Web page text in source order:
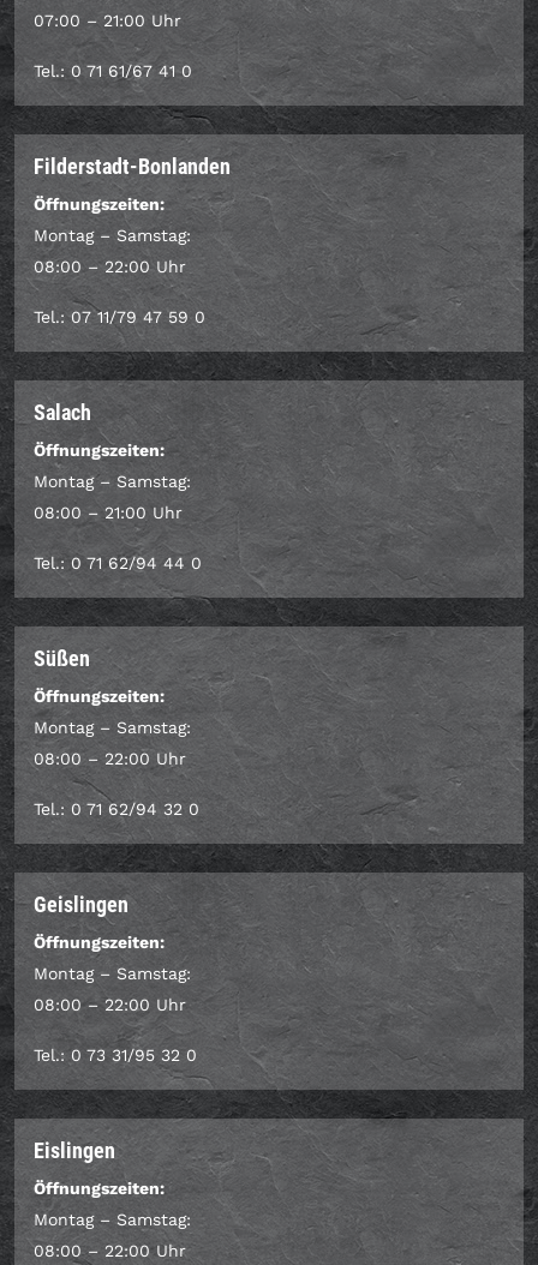
07:00 – 21:00 Uhr
Tel.: 0 71 61/67 41 0
Filderstadt-Bonlanden
Öffnungszeiten:
Montag – Samstag:
08:00 – 22:00 Uhr
Tel.: 07 11/79 47 59 0
Salach
Öffnungszeiten:
Montag – Samstag:
08:00 – 21:00 Uhr
Tel.: 0 71 62/94 44 0
Süßen
Öffnungszeiten:
Montag – Samstag:
08:00 – 22:00 Uhr
Tel.: 0 71 62/94 32 0
Geislingen
Öffnungszeiten:
Montag – Samstag:
08:00 – 22:00 Uhr
Tel.: 0 73 31/95 32 0
Eislingen
Öffnungszeiten:
Montag – Samstag:
08:00 – 22:00 Uhr